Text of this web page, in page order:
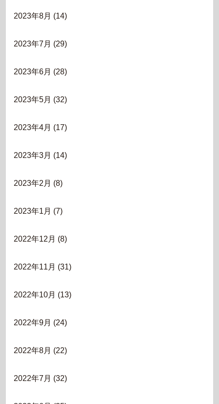
2023年8月 (14)
2023年7月 (29)
2023年6月 (28)
2023年5月 (32)
2023年4月 (17)
2023年3月 (14)
2023年2月 (8)
2023年1月 (7)
2022年12月 (8)
2022年11月 (31)
2022年10月 (13)
2022年9月 (24)
2022年8月 (22)
2022年7月 (32)